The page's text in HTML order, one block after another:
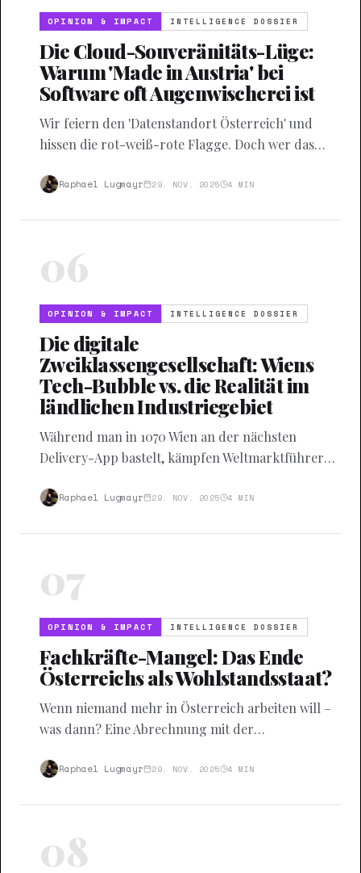
OPINION & IMPACT INTELLIGENCE DOSSIER
Die Cloud-Souveränitäts-Lüge:
Warum 'Made in Austria' bei
Software oft Augenwischerei ist
Wir feiern den 'Datenstandort Österreich' und
hissen die rot-weiß-rote Flagge. Doch wer das
Redmond.
Raphael Lugmayr 29. NOV. 2025 4 MIN
06
OPINION & IMPACT INTELLIGENCE DOSSIER
Die digitale
Zweiklassengesellschaft: Wiens
Tech-Bubble vs. die Realität im
ländlichen Industriegebiet
Während man in 1070 Wien an der nächsten
Delivery-App bastelt, kämpfen Weltmarktführer
Bestandsaufnahme der österreichischen
Raphael Lugmayr 29. NOV. 2025 4 MIN
07
OPINION & IMPACT INTELLIGENCE DOSSIER
Fachkräfte-Mangel: Das Ende
Österreichs als Wohlstandsstaat?
Wenn niemand mehr in Österreich arbeiten will –
was dann? Eine Abrechnung mit der
Raphael Lugmayr 29. NOV. 2025 4 MIN
08